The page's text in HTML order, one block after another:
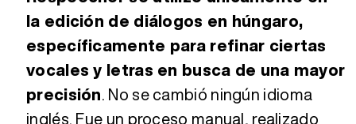
la edición de diálogos en húngaro,
específicamente para refinar ciertas
vocales y letras en busca de una mayor
precisión. No se cambió ningún idioma
inglés. Fue un proceso manual, realizado